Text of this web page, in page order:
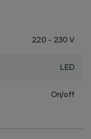
220 - 230 V
LED
On/off